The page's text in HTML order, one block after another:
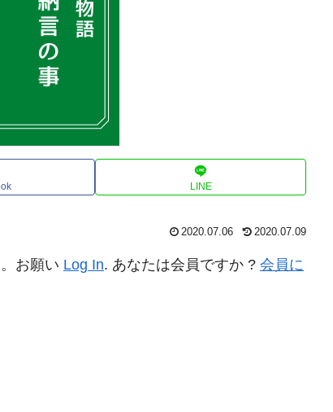
LINE
2020.07.06 2020.07.09
お願い Log In. あなたは会員ですか ? 会員に